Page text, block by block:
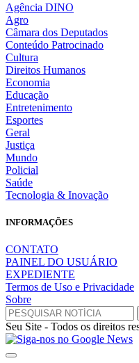
Agência DINO
Agro
Câmara dos Deputados
Conteúdo Patrocinado
Cultura
Direitos Humanos
Economia
Educação
Entretenimento
Esportes
Geral
Justiça
Mundo
Policial
Saúde
Tecnologia & Inovação
INFORMAÇÕES
CONTATO
PAINEL DO USUÁRIO
EXPEDIENTE
Termos de Uso e Privacidade
Sobre
Seu Site - Todos os direitos